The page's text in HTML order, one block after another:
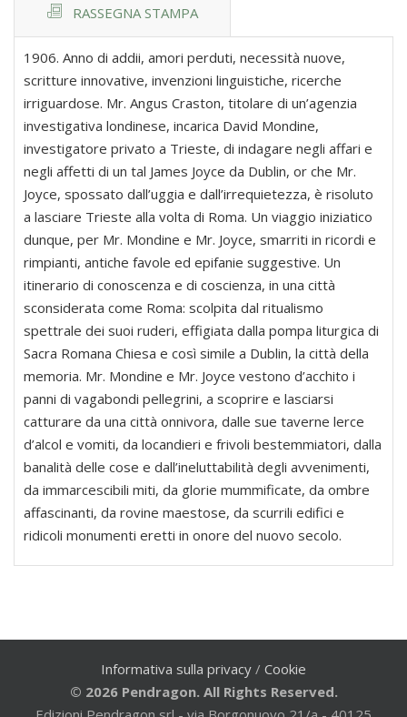
RASSEGNA STAMPA
1906. Anno di addii, amori perduti, necessità nuove,
scritture innovative, invenzioni linguistiche, ricerche
irriguardose. Mr. Angus Craston, titolare di un’agenzia
investigativa londinese, incarica David Mondine,
investigatore privato a Trieste, di indagare negli affari e
negli affetti di un tal James Joyce da Dublin, or che Mr.
Joyce, spossato dall’uggia e dall’irrequietezza, è risoluto
a lasciare Trieste alla volta di Roma. Un viaggio iniziatico
dunque, per Mr. Mondine e Mr. Joyce, smarriti in ricordi e
rimpianti, antiche favole ed epifanie suggestive. Un
itinerario di conoscenza e di coscienza, in una città
sconsiderata come Roma: scolpita dal ritualismo
spettrale dei suoi ruderi, effigiata dalla pompa liturgica di
Sacra Romana Chiesa e così simile a Dublin, la città della
memoria. Mr. Mondine e Mr. Joyce vestono d’acchito i
panni di vagabondi pellegrini, a scoprire e lasciarsi
catturare da una città onnivora, dalle sue taverne lerce
d’alcol e vomiti, da locandieri e frivoli bestemmiatori, dalla
banalità delle cose e dall’ineluttabilità degli avvenimenti,
da immarcescibili miti, da glorie mummificate, da ombre
affascinanti, da rovine maestose, da scurrili edifici e
ridicoli monumenti eretti in onore del nuovo secolo.
Informativa sulla privacy / Cookie
© 2026 Pendragon. All Rights Reserved.